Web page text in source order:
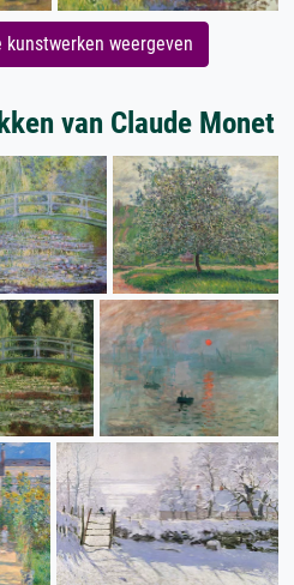
weergeven
van Claude Monet